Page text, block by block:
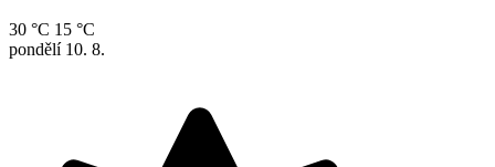
30 °C 15 °C
pondělí 10. 8.